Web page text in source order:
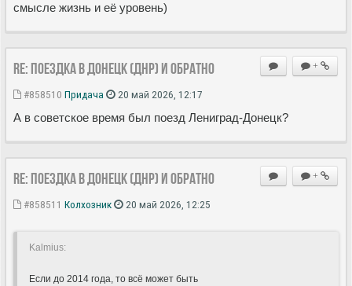
смысле жизнь и её уровень)
+
Re: Поездка в Донецк (ДНР) и обратно
#858510 Придача 20 май 2026, 12:17
А в советское время был поезд Лениград-Донецк?
+
Re: Поездка в Донецк (ДНР) и обратно
#858511 Колхозник 20 май 2026, 12:25
Kalmius:
Если до 2014 года, то всё может быть